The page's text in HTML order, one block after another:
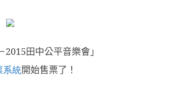
2015田中公平音樂會」
系統開始售票了！